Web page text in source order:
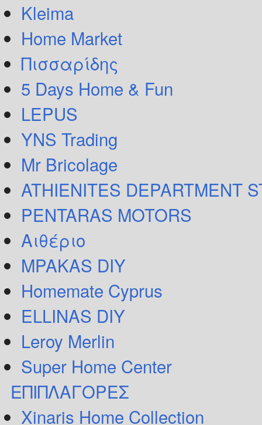
Kleima
Home Market
Πισσαρίδης
5 Days Home & Fun
LEPUS
YNS Trading
Mr Bricolage
ATHIENITES DEPARTMENT
PENTARAS MOTORS
Αιθέριο
MPAKAS DIY
Homemate Cyprus
ELLINAS DIY
Leroy Merlin
Super Home Center
ΕΠΙΠΛΑΓΟΡΕΣ
Xinaris Home Collection